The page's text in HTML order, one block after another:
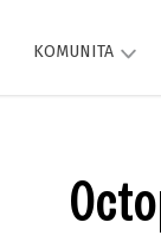
KOMUNITA